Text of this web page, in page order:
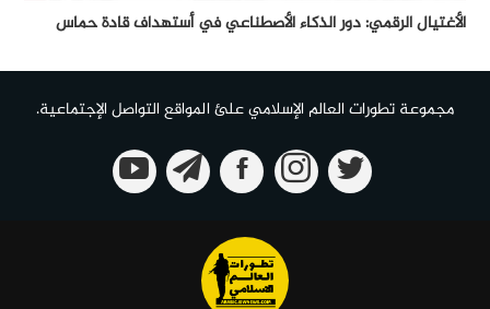
الأغتيال الرقمي: دور الذكاء الأصطناعي في أستهداف قادة حماس
مجموعة تطورات العالم الإسلامي علئ المواقع التواصل الإجتماعية.